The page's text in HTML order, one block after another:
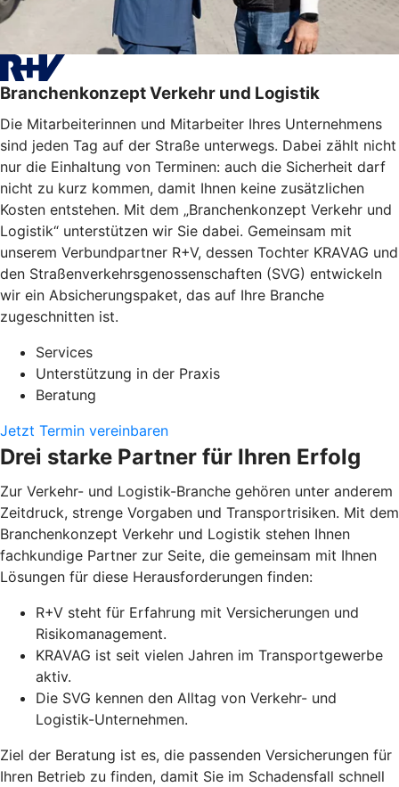
Branchenkonzept Verkehr und Logistik
Die Mitarbeiterinnen und Mitarbeiter Ihres Unternehmens
sind jeden Tag auf der Straße unterwegs. Dabei zählt nicht
nur die Einhaltung von Terminen: auch die Sicherheit darf
nicht zu kurz kommen, damit Ihnen keine zusätzlichen
Kosten entstehen. Mit dem „Branchenkonzept Verkehr und
Logistik“ unterstützen wir Sie dabei. Gemeinsam mit
unserem Verbundpartner R+V, dessen Tochter KRAVAG und
den Straßenverkehrsgenossenschaften (SVG) entwickeln
wir ein Absicherungspaket, das auf Ihre Branche
zugeschnitten ist.
Services
Unterstützung in der Praxis
Beratung
Jetzt Termin vereinbaren
Drei starke Partner für Ihren Erfolg
Zur Verkehr- und Logistik-Branche gehören unter anderem
Zeitdruck, strenge Vorgaben und Transportrisiken. Mit dem
Branchenkonzept Verkehr und Logistik stehen Ihnen
fachkundige Partner zur Seite, die gemeinsam mit Ihnen
Lösungen für diese Herausforderungen finden:
R+V steht für Erfahrung mit Versicherungen und
Risikomanagement.
KRAVAG ist seit vielen Jahren im Transportgewerbe
aktiv.
Die SVG kennen den Alltag von Verkehr- und
Logistik-Unternehmen.
Ziel der Beratung ist es, die passenden Versicherungen für
Ihren Betrieb zu finden, damit Sie im Schadensfall schnell